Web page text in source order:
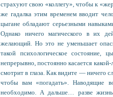
страхуют свою «коллегу», чтобы к
же гадалка этим временем вводит
цыгане обладают серьезными
Однако ничего магического в их
желающий. Но это не уменьшает
такой психологическое состояние,
непрерывно, постоянно касается
смотрит в глаза. Как видите — ничего
чтобы вам «погадать».
необходимо. А дальше… разве